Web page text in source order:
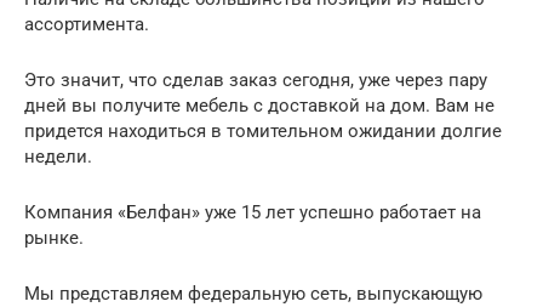
ассортимента.
Это значит, что сделав заказ сегодня, уже через пару
дней вы получите мебель с доставкой на дом. Вам не
придется находиться в томительном ожидании долгие
недели.
Компания «Белфан» уже 15 лет успешно работает на
рынке.
Мы представляем федеральную сеть, выпускающую